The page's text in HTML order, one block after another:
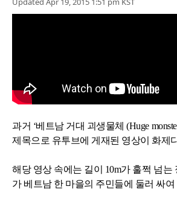
과거 ‘베트남 거대 괴생물체 (Huge
제목으로 유투브에 게재된 영상이 화제
해당 영상 속에는 길이 10m가 훌쩍 넘는
가 베트남 한 마을의 주민들에 둘러 싸여